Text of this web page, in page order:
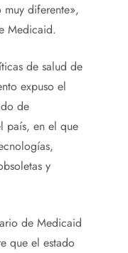
diferente»,
Medicaid.
de salud de
expuso el
de
país, en el que
y
de Medicaid
que el estado